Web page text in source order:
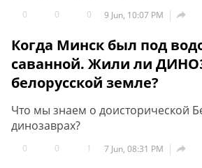
0 0 0 9 Jun, 10:07 PM 
Когда Минск был под
саванной. Жили ли
белорусской земле?
Что мы знаем о доисторической
динозаврах?
0 0 1 7 Jun, 08:31 PM 